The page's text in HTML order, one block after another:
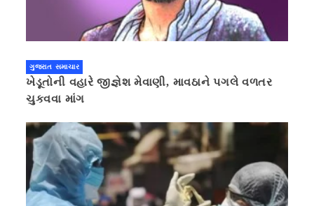
ગુજરાત સમાચાર
ખેડૂતોની વહારે જીજ્ઞેશ મેવાણી, માવઠાને પગલે વળતર
ચુકવવા માંગ